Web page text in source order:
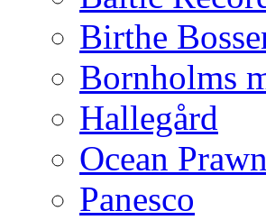
Birthe
Bornholms
Hallegård
Ocean
Panesco